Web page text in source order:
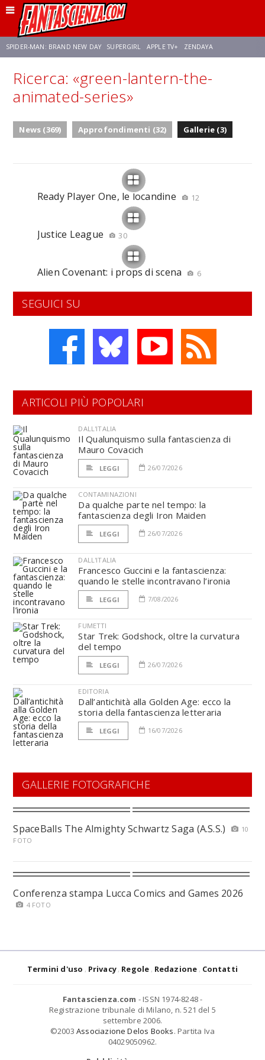
SPIDER-MAN: BRAND NEW DAY SUPERGIRL APPLE TV+ ZENDAYA
FRANCO RICCIARDIELLO AVENGERS: DOOMSDAY STAR TREK NETFLIX
SADIE SINK STAR TREK: STRANGE NEW WORLDS
Ricerca: «green-lantern-the-
animated-series»
News (369) Approfondimenti (32) Gallerie (3)
Ready Player One, le locandine 12
Justice League 30
Alien Covenant: i props di scena 6
SEGUICI SU
ARTICOLI PIÙ POPOLARI
DALL'ITALIA
Il Qualunquismo sulla fantascienza di
Mauro Covacich
LEGGI 26/07/2026
CONTAMINAZIONI
Da qualche parte nel tempo: la
fantascienza degli Iron Maiden
LEGGI 26/07/2026
DALL'ITALIA
Francesco Guccini e la fantascienza:
quando le stelle incontravano l’ironia
LEGGI 7/08/2026
FUMETTI
Star Trek: Godshock, oltre la curvatura
del tempo
LEGGI 26/07/2026
EDITORIA
Dall’antichità alla Golden Age: ecco la
storia della fantascienza letteraria
LEGGI 16/07/2026
GALLERIE FOTOGRAFICHE
SpaceBalls The Almighty Schwartz Saga (A.S.S.)
10
FOTO
Conferenza stampa Lucca Comics and Games 2026
4 FOTO
Termini d'uso Privacy Regole Redazione Contatti
Fantascienza.com - ISSN 1974-8248 -
Registrazione tribunale di Milano, n. 521 del 5
settembre 2006.
©2003 Associazione Delos Books. Partita Iva
04029050962.